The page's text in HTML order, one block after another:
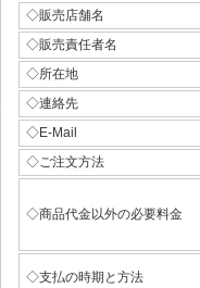
◇販売店舗名
◇販売責任者名
◇所在地
◇連絡先
◇E-Mail
◇ご注文方法
◇商品代金以外の必要料金
◇支払の時期と方法